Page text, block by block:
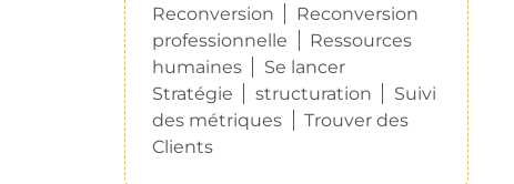
Reconversion
Reconversion
professionnelle
Ressources
humaines
Se lancer
Stratégie
structuration
Suivi
des métriques
Trouver des
Clients